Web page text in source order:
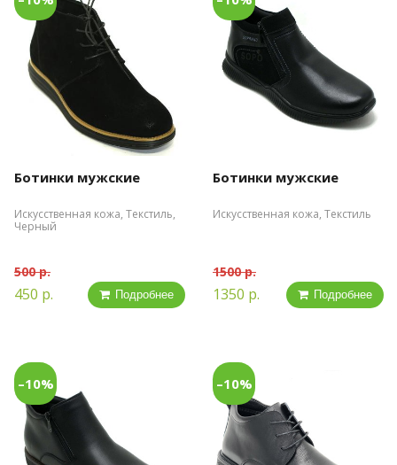
Ботинки мужские
Искусственная кожа, Текстиль,
Черный
500 р.
450 р. Подробнее
Ботинки мужские
Искусственная кожа, Текстиль
1500 р.
1350 р. Подробнее
–10% –10%